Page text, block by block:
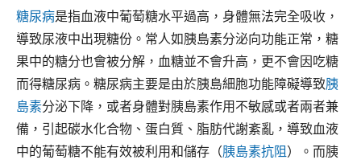
糖尿病是指血液中葡萄糖水平過高，身體無法完全吸收，
導致尿液中出現糖份。常人如胰島素分泌向功能正常，糖
果中的糖分也會被分解，血糖並不會升高，更不會因吃糖
而得糖尿病。糖尿病主要是由於胰島細胞功能障礙導致胰
島素分泌下降，或者身體對胰島素作用不敏感或者兩者兼
備，引起碳水化合物、蛋白質、脂肪代謝紊亂，導致血液
中的葡萄糖不能有效被利用和儲存（胰島素抗阻）。而胰